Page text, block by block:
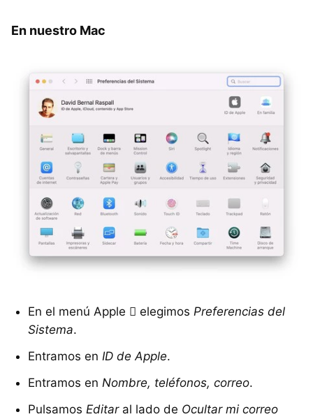
En nuestro Mac
En el menú Apple  elegimos Preferencias del
Sistema.
Entramos en ID de Apple.
Entramos en Nombre, teléfonos, correo.
Pulsamos Editaral lado de Ocultar mi correo